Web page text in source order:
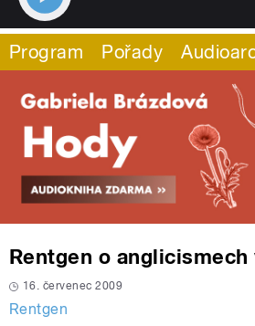
Program Pořady
Rentgen o anglicismech
16. červenec 2009
Rentgen